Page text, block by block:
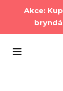
Akce: